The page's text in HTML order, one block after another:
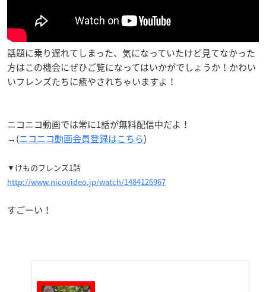
話題に乗り遅れてしまった、気になっていたけど見てなかった
方はこの機会にぜひご覧になってはいかがでしょうか！かわい
いフレンズたちに癒やされちゃいますよ！
ニコニコ動画では常に1話が無料配信中だよ！
→(ニコニコ動画会員登録はこちら)
▼けものフレンズ1話
http://www.nicovideo.jp/watch/1484126967
すごーい！